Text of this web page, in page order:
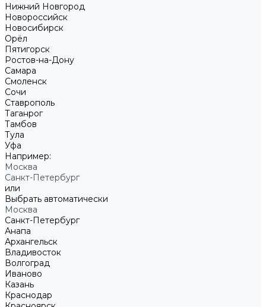
Нижний Новгород
Новороссийск
Новосибирск
Орёл
Пятигорск
Ростов-на-Дону
Самара
Смоленск
Сочи
Ставрополь
Таганрог
Тамбов
Тула
Уфа
Например:
Москва
Санкт-Петербург
или
Выбрать автоматически
Москва
Санкт-Петербург
Анапа
Архангельск
Владивосток
Волгоград
Иваново
Казань
Краснодар